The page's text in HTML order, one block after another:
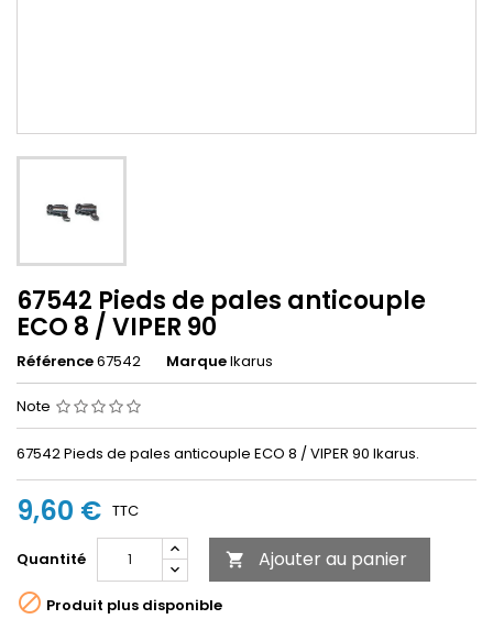
67542 Pieds de pales anticouple
ECO 8 / VIPER 90
Référence67542 MarqueIkarus
Note
67542 Pieds de pales anticouple ECO 8 / VIPER 90 Ikarus.
9,60 € TTC
Quantité  Ajouter au panier
 Produit plus disponible